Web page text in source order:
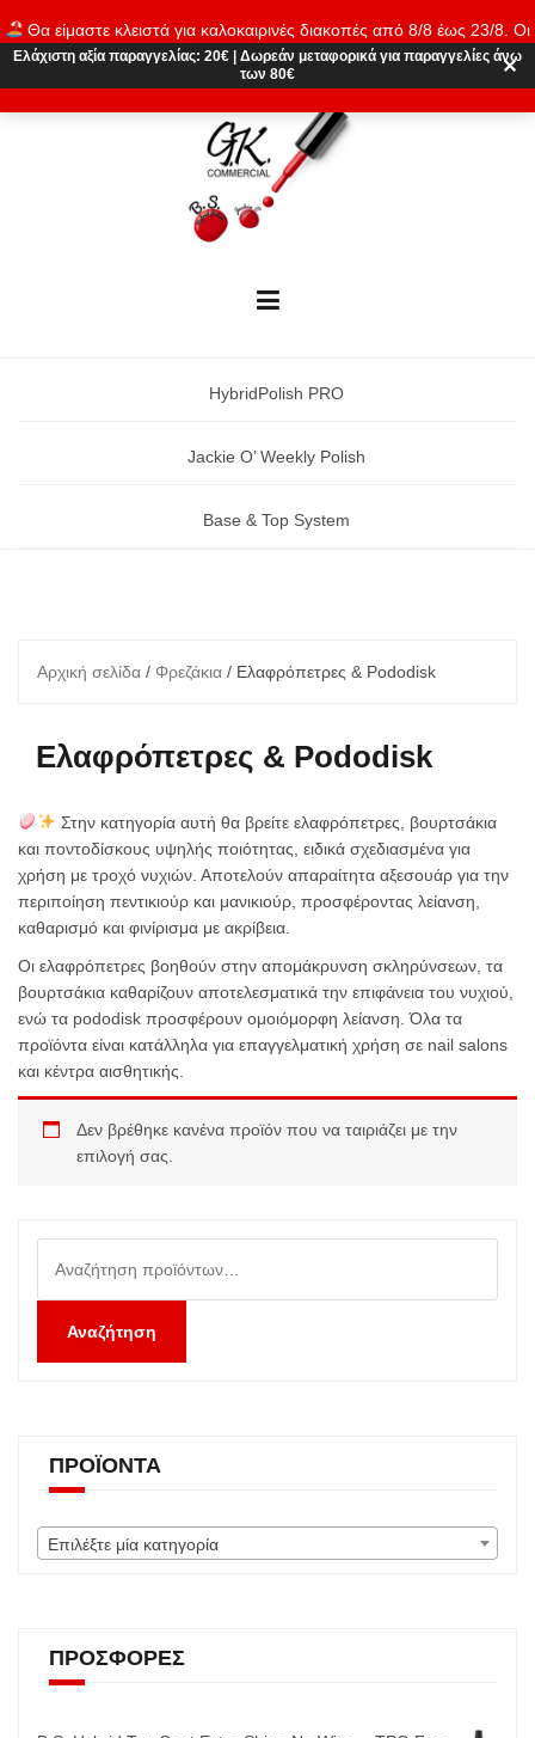
Θα είμαστε κλειστά για καλοκαιρινές διακοπές από 8/8 έως 23/8. Οι
παραγγελίες θα εκτελούνται ξανά από 24/8. Καλό καλοκαίρι!
Απόρριψη
to
content
Ελάχιστη αξία παραγγελίας: 20€ Δωρεάν μεταφορικά για παραγγελίες άνω
των 80€
✕
HybridPolish PRO
Jackie O’ Weekly Polish
Base & Top System
Αρχική σελίδα / Φρεζάκια / Ελαφρόπετρες & Pododisk
Ελαφρόπετρες & Pododisk
Στην κατηγορία αυτή θα βρείτε ελαφρόπετρες, βουρτσάκια
και ποντοδίσκους υψηλής ποιότητας, ειδικά σχεδιασμένα για
χρήση με τροχό νυχιών. Αποτελούν απαραίτητα αξεσουάρ για την
περιποίηση πεντικιούρ και μανικιούρ, προσφέροντας λείανση,
καθαρισμό και φινίρισμα με ακρίβεια.
Οι ελαφρόπετρες βοηθούν στην απομάκρυνση σκληρύνσεων, τα
βουρτσάκια καθαρίζουν αποτελεσματικά την επιφάνεια του νυχιού,
ενώ τα pododisk προσφέρουν ομοιόμορφη λείανση. Όλα τα
προϊόντα είναι κατάλληλα για επαγγελματική χρήση σε nail salons
και κέντρα αισθητικής.
Δεν βρέθηκε κανένα προϊόν που να ταιριάζει με την
επιλογή σας.
για:
Αναζήτηση
ΠΡΟΪΌΝΤΑ
Επιλέξτε μία κατηγορία
ΠΡΟΣΦΟΡΈΣ